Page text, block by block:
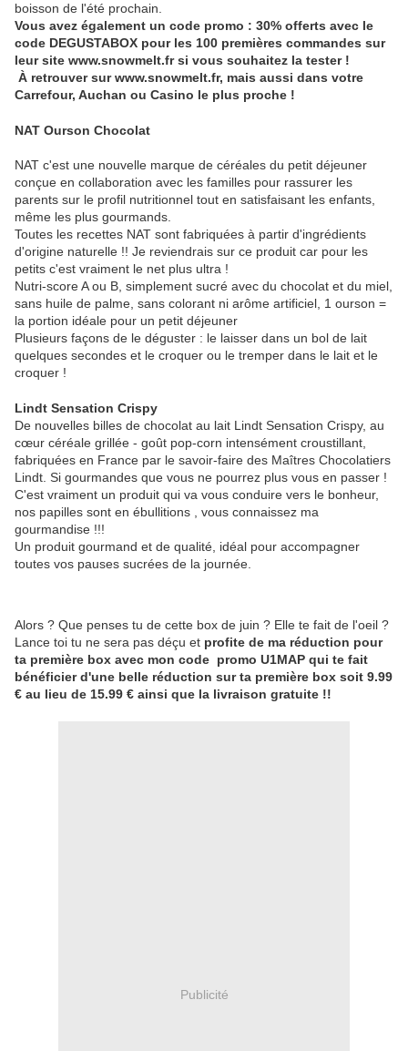
boisson de l'été prochain.
Vous avez également un code promo : 30% offerts avec le
code DEGUSTABOX pour les 100 premières commandes sur
leur site www.snowmelt.fr si vous souhaitez la tester !
À retrouver sur www.snowmelt.fr, mais aussi dans votre
Carrefour, Auchan ou Casino le plus proche !
NAT Ourson Chocolat
NAT c'est une nouvelle marque de céréales du petit déjeuner
conçue en collaboration avec les familles pour rassurer les
parents sur le profil nutritionnel tout en satisfaisant les enfants,
même les plus gourmands.
Toutes les recettes NAT sont fabriquées à partir d'ingrédients
d'origine naturelle !! Je reviendrais sur ce produit car pour les
petits c'est vraiment le net plus ultra !
Nutri-score A ou B, simplement sucré avec du chocolat et du miel,
sans huile de palme, sans colorant ni arôme artificiel, 1 ourson =
la portion idéale pour un petit déjeuner
Plusieurs façons de le déguster : le laisser dans un bol de lait
quelques secondes et le croquer ou le tremper dans le lait et le
croquer !
Lindt Sensation Crispy
De nouvelles billes de chocolat au lait Lindt Sensation Crispy, au
cœur céréale grillée - goût pop-corn intensément croustillant,
fabriquées en France par le savoir-faire des Maîtres Chocolatiers
Lindt. Si gourmandes que vous ne pourrez plus vous en passer !
C'est vraiment un produit qui va vous conduire vers le bonheur,
nos papilles sont en ébullitions , vous connaissez ma
gourmandise !!!
Un produit gourmand et de qualité, idéal pour accompagner
toutes vos pauses sucrées de la journée.
Alors ? Que penses tu de cette box de juin ? Elle te fait de l'oeil ?
Lance toi tu ne sera pas déçu et profite de ma réduction pour
ta première box avec mon code promo U1MAP qui te fait
bénéficier d'une belle réduction sur ta première box soit 9.99
€ au lieu de 15.99 € ainsi que la livraison gratuite !!
Publicité